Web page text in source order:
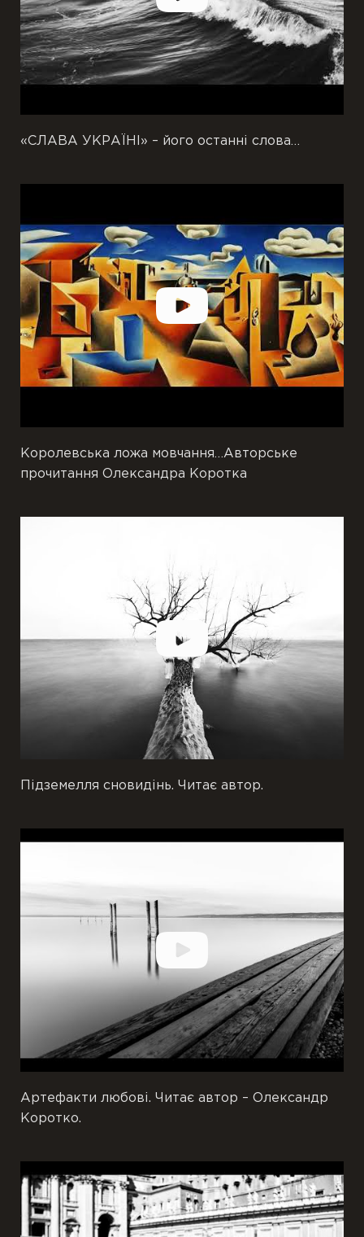
«СЛАВА УКРАЇНІ» – його останні слова…
Королевська ложа мовчання…Авторське
прочитання Олександра Коротка
Підземелля сновидінь. Читає автор.
Артефакти любові. Читає автор – Олександр
Коротко.